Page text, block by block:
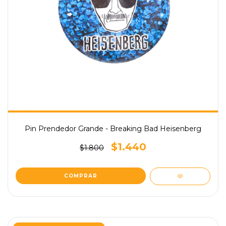
Pin Prendedor Grande - Breaking Bad Heisenberg
$1.800 $1.440